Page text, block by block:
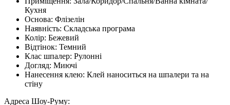
Кухня
Основа: Флізелін
Наявність: Складська програма
Колір: Бежевий
Відтінок: Темний
Клас шпалер: Рулонні
Догляд: Миючі
Нанесення клею: Клей наноситься на шпалери та на
стіну
Адреса Шоу-Руму: